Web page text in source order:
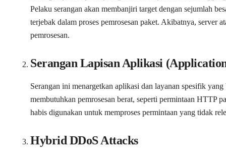
Pelaku serangan akan membanjiri target dengan sejumlah
terjebak dalam proses pemrosesan paket. Akibatnya, server
pemrosesan.
Serangan Lapisan Aplikasi
Serangan ini menargetkan aplikasi dan layanan spesifik
membutuhkan pemrosesan berat, seperti permintaan HTTP
habis digunakan untuk memproses permintaan yang tidak
Hybrid DDoS Attacks